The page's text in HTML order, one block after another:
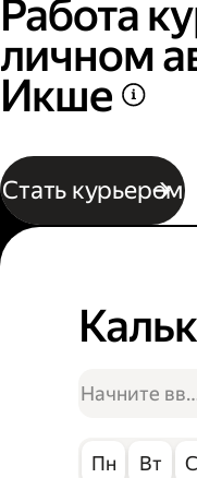
Работа
личном
Икше
Стать курьером
Пн Вт